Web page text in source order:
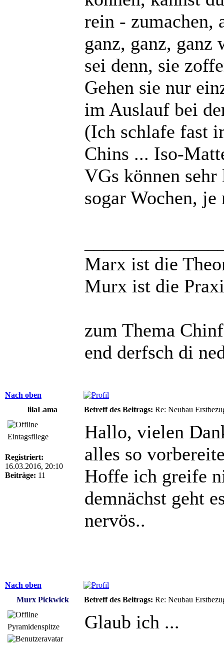
rein - zumachen,
ganz, ganz,
sei denn, sie
Gehen sie nur
im Auslauf bei
(Ich schlafe fast
Chins ... Iso-
VGs können sehr
sogar Wochen, je
Marx ist die
Murx ist die
zum Thema
end derfsch di
Nach oben
lilaLama
Betreff des Beitrags: Re: Neubau
Eintagsfliege
Registriert:
16.03.2016, 20:10
Beiträge: 11
Hallo, vielen
alles so
Hoffe ich greife
demnächst geht
nervös..
Nach oben
Murx Pickwick
Betreff des Beitrags: Re: Neubau
Pyramidenspitze Glaub ich ...